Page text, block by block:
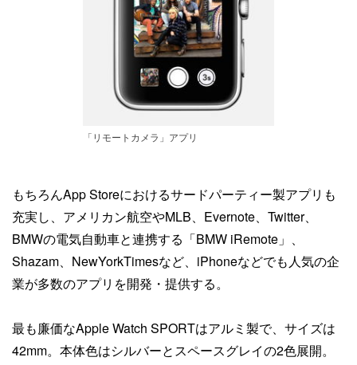
「リモートカメラ」アプリ
もちろんApp Storeにおけるサードパーティー製アプリも
充実し、アメリカン航空やMLB、Evernote、Twitter、
BMWの電気自動車と連携する「BMW iRemote」、
Shazam、NewYorkTimesなど、iPhoneなどでも人気の企
業が多数のアプリを開発・提供する。
最も廉価なApple Watch SPORTはアルミ製で、サイズは
42mm。本体色はシルバーとスペースグレイの2色展開。